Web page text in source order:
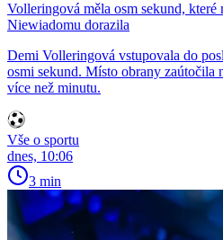
Volleringová měla osm sekund,
Niewiadomu dorazila
Demi Volleringová vstupovala do
osmi sekund. Místo obrany zaútočila
více než minutu.
Vše o sportu
dnes, 10:06
3 min